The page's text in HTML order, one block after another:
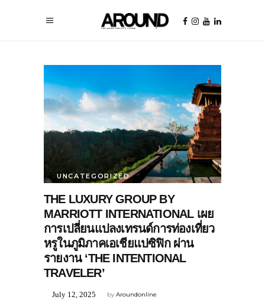
UNCATEGORIZED
THE LUXURY GROUP BY
MARRIOTT INTERNATIONAL เผย
การเปลี่ยนแปลงเทรนด์การท่องเที่ยว
หรูในภูมิภาคเอเชียแปซิฟิก ผ่าน
รายงาน ‘THE INTENTIONAL
TRAVELER’
byAroundonline
July 12, 2025